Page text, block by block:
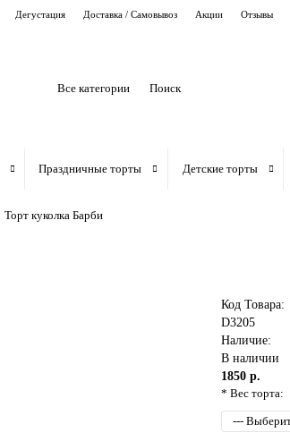
Дегустация Доставка / Самовывоз Акции Отзывы
Все категории
Праздничные торты Детские торты
Торт куколка Барби
Код Товара:
D3205
Наличие:
В наличии
1850 р.
* Вес торта: